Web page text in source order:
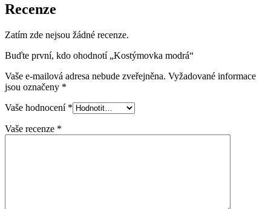
Recenze
Zatím zde nejsou žádné recenze.
Buďte první, kdo ohodnotí „Kostýmovka modrá“
Vaše e-mailová adresa nebude zveřejněna. Vyžadované informace
jsou označeny *
Vaše hodnocení *
Vaše recenze *